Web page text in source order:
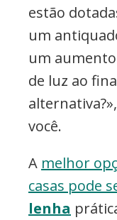
estão
um
um
de luz ao
você.
A melhor
casas pode
lenha